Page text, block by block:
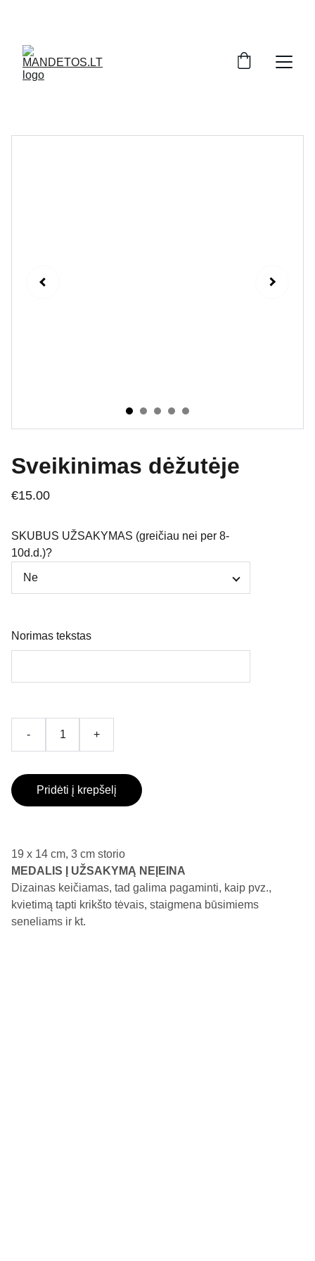
Sveikinimas dėžutėje
€15.00
SKUBUS UŽSAKYMAS (greičiau nei per 8-
10d.d.)?
Norimas tekstas
- +
Pridėti į krepšelį
19 x 14 cm, 3 cm storio
MEDALIS Į UŽSAKYMĄ NEĮEINA
Dizainas keičiamas, tad galima pagaminti, kaip pvz.,
kvietimą tapti krikšto tėvais, staigmena būsimiems
seneliams ir kt.